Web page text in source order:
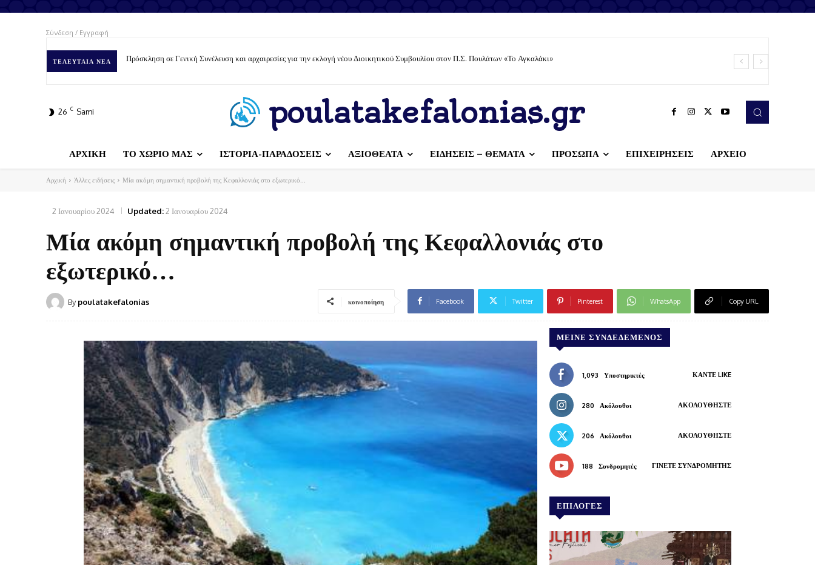
Σύνδεση / Εγγραφή
ΤΕΛΕΥΤΑΊΑ ΝΈΑ Πρόσκληση σε Γενική Συνέλευση και αρχαιρεσίες για την εκλογή νέου Διοικητικού Συμβουλίου στον Π.Σ. Πουλάτων «Το Αγκαλάκι»
26 C Sami poulatakefalonias.gr
ΑΡΧΙΚΗ ΤΟ ΧΩΡΙΟ ΜΑΣ ΙΣΤΟΡΙΑ-ΠΑΡΑΔΟΣΕΙΣ ΑΞΙΟΘΕΑΤΑ ΕΙΔΗΣΕΙΣ – ΘΕΜΑΤΑ ΠΡΟΣΩΠΑ ΕΠΙΧΕΙΡΗΣΕΙΣ ΑΡΧΕΙΟ
Αρχική Άλλες ειδήσεις Μία ακόμη σημαντική προβολή της Κεφαλλονιάς στο εξωτερικό...
2 Ιανουαρίου 2024 Updated:2 Ιανουαρίου 2024
Μία ακόμη σημαντική προβολή της Κεφαλλονιάς στο
εξωτερικό…
By poulatakefalonias κοινοποίηση Facebook Twitter Pinterest WhatsApp Copy URL
ΜΕΊΝΕ ΣΥΝΔΕΔΕΜΈΝΟΣ
1,093 Υποστηρικτές ΚΆΝΤΕ LIKE
280 Ακόλουθοι ΑΚΟΛΟΥΘΉΣΤΕ
206 Ακόλουθοι ΑΚΟΛΟΥΘΉΣΤΕ
188 Συνδρομητές ΓΊΝΕΤΕ ΣΥΝΔΡΟΜΗΤΉΣ
ΕΠΙΛΟΓΕΣ